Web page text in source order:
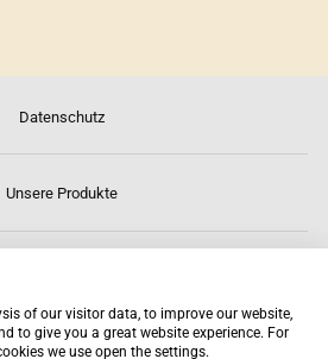
Datenschutz
Unsere Produkte
Kontakt
of our visitor data, to improve our website,
to give you a great website experience. For
we use open the settings.